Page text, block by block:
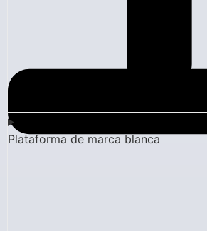
Plataforma de marca blanca